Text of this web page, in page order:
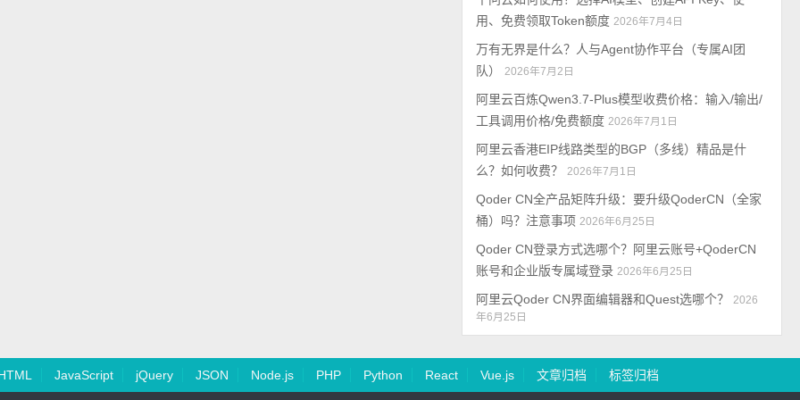
用、免费领取Token额度 2026年7月4日
万有无界是什么？人与Agent协作平台（专属AI团
队）
2026年7月2日
阿里云百炼Qwen3.7-Plus模型收费价格：输入/输出/
工具调用价格/免费额度 2026年7月1日
阿里云香港EIP线路类型的BGP（多线）精品是什
么？如何收费？
2026年7月1日
Qoder CN全产品矩阵升级：要升级QoderCN（全家
桶）吗？注意事项 2026年6月25日
Qoder CN登录方式选哪个？阿里云账号+QoderCN
账号和企业版专属域登录 2026年6月25日
阿里云Qoder CN界面编辑器和Quest选哪个？
2026
年6月25日
JavaScript jQuery JSON Node.js PHP Python React Vue.js 文章归档 标签归档